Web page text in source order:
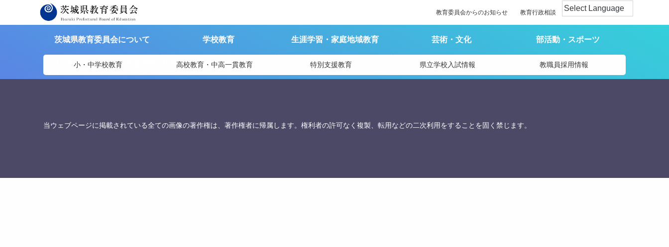
教育委員会からのお知らせ 教育行政相談
茨城県教育委員会について 学校教育 生涯学習・家庭地域教育 芸術・文化 部活動・スポーツ
小・中学校教育 高校教育・中高一貫教育 特別支援教育 県立学校入試情報 教職員採用情報
茨城県教育委員会>資料提供> 「2023 UCIBMX レーシングワールドチャレンジ」に日本代表として出場する堀江樹選手が知事、議長を訪問
茨城県教育委員会
〒310-8588 茨城県水戸市笠原町978番6 茨城県教育庁総務課
TEL. 029-301-5148
FAX. 029-301-5139
当ウェブページに掲載されている全ての画像の著作権は、著作権者に帰属します。権利者の許可なく複製、転用などの二次利用をすることを固く禁じます。